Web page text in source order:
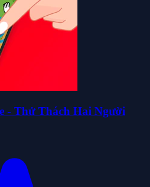
- Thử Thách Hai Người